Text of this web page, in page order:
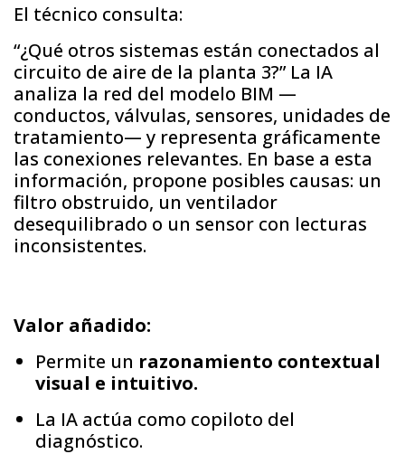
El técnico consulta:
“¿Qué otros sistemas están conectados al
circuito de aire de la planta 3?” La IA
analiza la red del modelo BIM —
conductos, válvulas, sensores, unidades de
tratamiento— y representa gráficamente
las conexiones relevantes. En base a esta
información, propone posibles causas: un
filtro obstruido, un ventilador
desequilibrado o un sensor con lecturas
inconsistentes.
Valor añadido:
Permite un razonamiento contextual
visual e intuitivo.
La IA actúa como copiloto del
diagnóstico.